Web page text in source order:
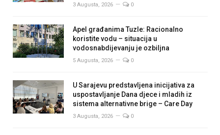
3 Augusta, 2026 0
Apel građanima Tuzle: Racionalno
koristite vodu – situacija u
vodosnabdijevanju je ozbiljna
5 Augusta, 2026 0
U Sarajevu predstavljena inicijativa za
uspostavljanje Dana djece i mladih iz
sistema alternativne brige – Care Day
3 Augusta, 2026 0